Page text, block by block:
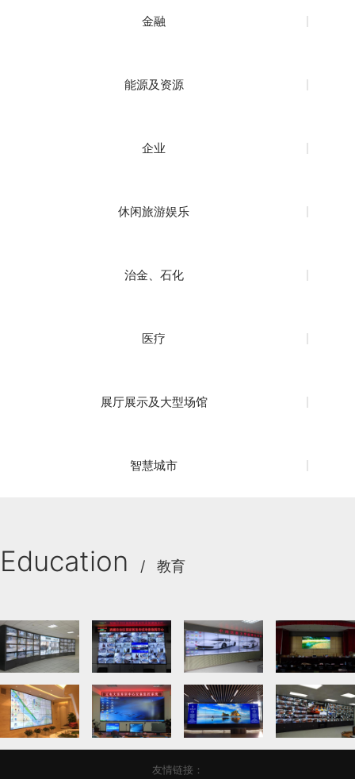
金融
能源及资源
企业
休闲旅游娱乐
治金、石化
医疗
展厅展示及大型场馆
智慧城市
Education / 教育
友情链接：